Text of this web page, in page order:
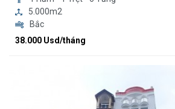
5.000m2
Bắc
38.000 Usd/tháng